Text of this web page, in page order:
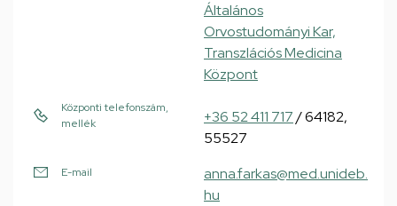
Általános
Orvostudományi Kar,
Transzlációs Medicina
Központ
Központi telefonszám,
mellék
+36 52 411 717/ 64182,
55527
E-mail
anna.farkas@med.unideb.
hu